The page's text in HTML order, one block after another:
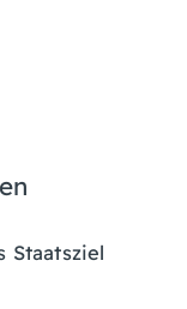
Staatsziel